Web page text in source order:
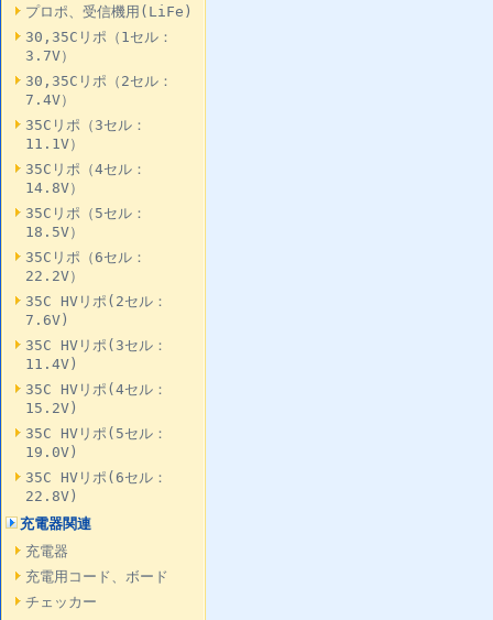
プロポ、受信機用(LiFe)
30,35Cリポ（1セル：
3.7V）
30,35Cリポ（2セル：
7.4V）
35Cリポ（3セル：
11.1V）
35Cリポ（4セル：
14.8V）
35Cリポ（5セル：
18.5V）
35Cリポ（6セル：
22.2V）
35C HVリポ(2セル：
7.6V)
35C HVリポ(3セル：
11.4V)
35C HVリポ(4セル：
15.2V)
35C HVリポ(5セル：
19.0V)
35C HVリポ(6セル：
22.8V)
充電器関連
充電器
充電用コード、ボード
チェッカー